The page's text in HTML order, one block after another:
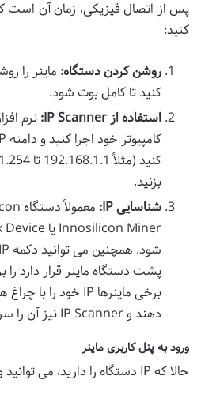
پس از اتصال فیزیکی، زمان آن است
کنید:
روشن کردن دستگاه: ماینر را
کنید تا کامل بوت شود.
استفاده از IP Scanner:
بزنید.
شناسایی IP:
پشت دستگاه ماینر قرار دارد را
دهند و IP Scanner نیز آن را سریع تر پیدا می کند.
ورود به پنل کاربری ماینر
حالا که IP دستگاه را دارید، می توانید وارد تنظیمات شوید: